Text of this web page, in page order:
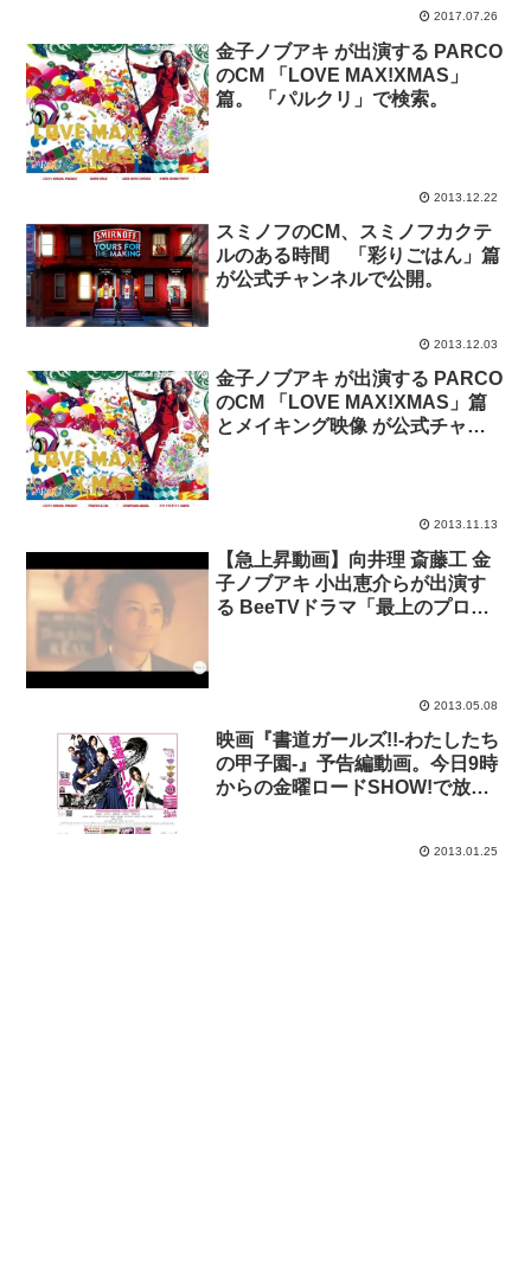
2017.07.26
金子ノブアキ が出演する PARCO
のCM 「LOVE MAX!XMAS」
篇。 「パルクリ」で検索。
2013.12.22
スミノフのCM、スミノフカクテ
ルのある時間 「彩りごはん」篇
が公式チャンネルで公開。
2013.12.03
金子ノブアキ が出演する PARCO
のCM 「LOVE MAX!XMAS」篇
とメイキング映像 が公式チャン
2013.11.13
【急上昇動画】向井理 斎藤工 金
子ノブアキ 小出恵介らが出演す
る BeeTVドラマ「最上のプロポ
2013.05.08
映画『書道ガールズ!!-わたしたち
の甲子園-』予告編動画。今日9時
からの金曜ロードSHOW!で放
2013.01.25